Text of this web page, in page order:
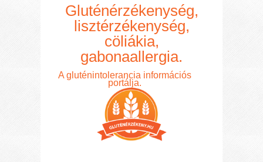
Gluténérzékenység,
lisztérzékenység,
cöliákia,
gabonaallergia.
A gluténintolerancia információs
portálja.